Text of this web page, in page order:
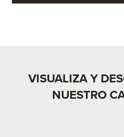
VISUALIZA Y
NUESTRO